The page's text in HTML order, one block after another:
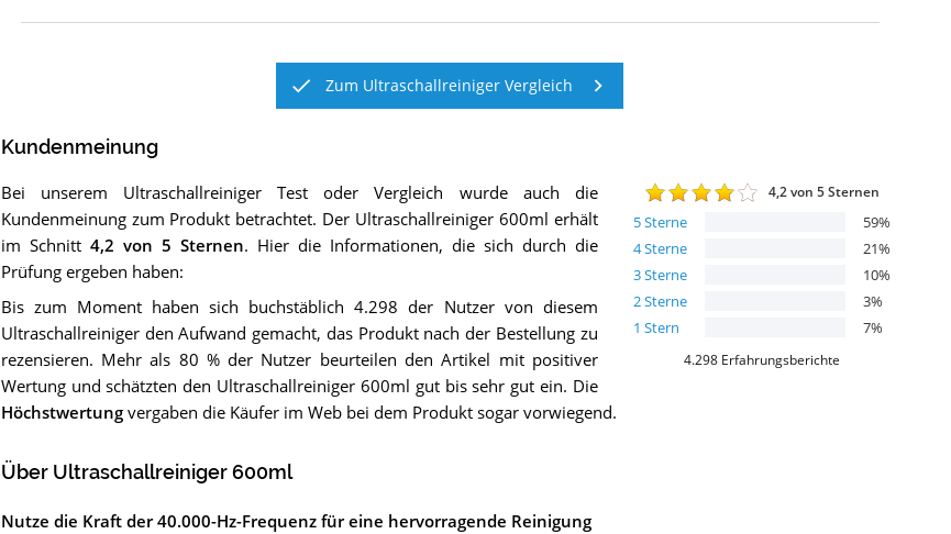
Zum Ultraschallreiniger Vergleich
Kundenmeinung
4,2von 5 Sternen
5Sterne 59%
4Sterne 21%
3Sterne 10%
2Sterne 3%
1 Stern 7%
4.298 Erfahrungsberichte
Bei unserem Ultraschallreiniger Test oder Vergleich wurde auch die
Kundenmeinung zum Produkt betrachtet. Der Ultraschallreiniger 600ml erhält
im Schnitt 4,2 von 5 Sternen. Hier die Informationen, die sich durch die
Prüfung ergeben haben:
Bis zum Moment haben sich buchstäblich 4.298 der Nutzer von diesem
Ultraschallreiniger den Aufwand gemacht, das Produkt nach der Bestellung zu
rezensieren. Mehr als 80 % der Nutzer beurteilen den Artikel mit positiver
Wertung und schätzten den Ultraschallreiniger 600ml gut bis sehr gut ein. Die
Höchstwertungvergaben die Käufer im Web bei dem Produkt sogar vorwiegend.
Über Ultraschallreiniger 600ml
Nutze die Kraft der 40.000-Hz-Frequenz für eine hervorragende Reinigung